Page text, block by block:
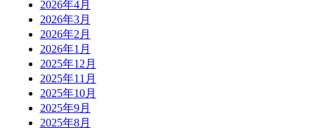
2026年4月
2026年3月
2026年2月
2026年1月
2025年12月
2025年11月
2025年10月
2025年9月
2025年8月